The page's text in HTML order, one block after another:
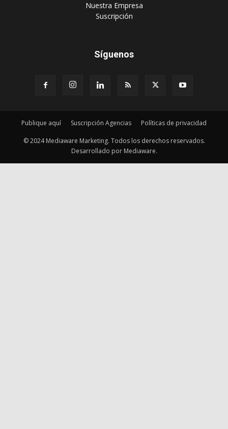
‎Nuestra Empresa
‎Suscripción
Síguenos
Publique aquí Suscripción Agencias Políticas de privacidad
© 2024 Mediaware Marketing. Todos los derechos reservados.
Desarrollado por Mediaware.